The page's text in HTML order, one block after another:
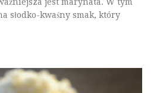
słodko-kwaśny smak, który